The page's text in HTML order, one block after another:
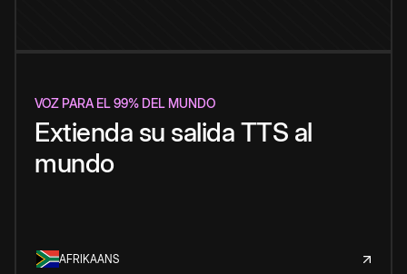
VOZ PARA EL 99% DEL MUNDO
Extienda su salida TTS al
mundo
AFRIKAANS